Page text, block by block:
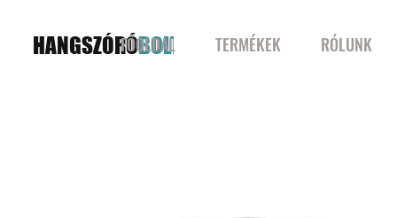
HANGSZÓRÓBOLT
FŐOLDAL TERMÉKEK RÓLUNK